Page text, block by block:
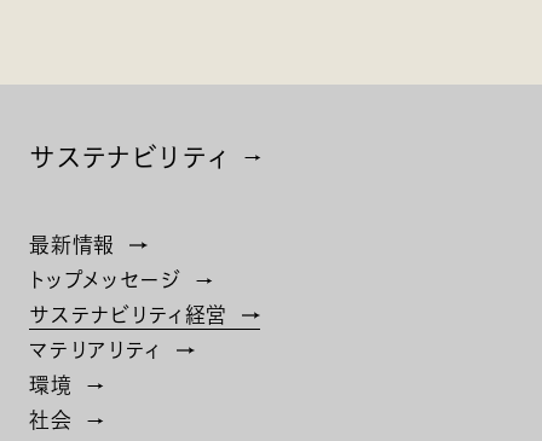
サステナビリティ
最新情報
トップメッセージ
サステナビリティ経営
マテリアリティ
環境
社会